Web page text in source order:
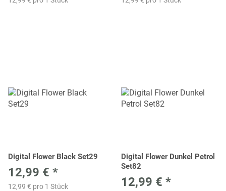
Digital Flower Black Set29
12,99 € *
12,99 € pro 1 Stück
Digital Flower Dunkel Petrol
Set82
12,99 € *